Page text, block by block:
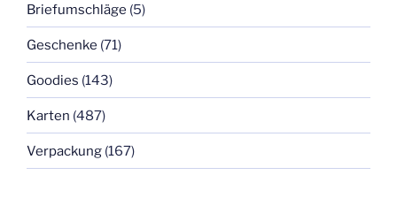
Briefumschläge (5)
Geschenke (71)
Goodies (143)
Karten (487)
Verpackung (167)